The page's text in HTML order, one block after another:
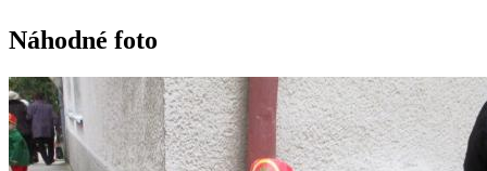
Náhodné foto